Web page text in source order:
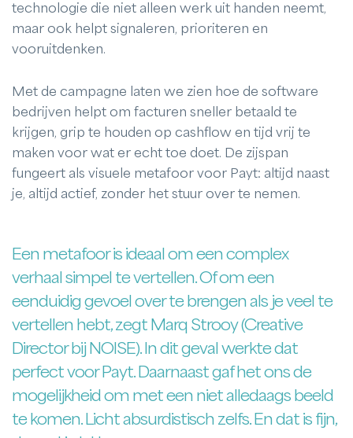
technologie die niet alleen werk uit handen neemt,
maar ook helpt signaleren, prioriteren en
vooruitdenken.
Met de campagne laten we zien hoe de software
bedrijven helpt om facturen sneller betaald te
krijgen, grip te houden op cashflow en tijd vrij te
maken voor wat er echt toe doet. De zijspan
fungeert als visuele metafoor voor Payt: altijd naast
je, altijd actief, zonder het stuur over te nemen.
Een metafoor is ideaal om een complex
verhaal simpel te vertellen. Of om een
eenduidig gevoel over te brengen als je veel te
vertellen hebt, zegt Marq Strooy (Creative
Director bij NOISE). In dit geval werkte dat
perfect voor Payt. Daarnaast gaf het ons de
mogelijkheid om met een niet alledaags beeld
te komen. Licht absurdistisch zelfs. En dat is fijn,